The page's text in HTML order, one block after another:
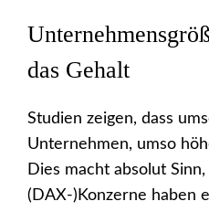
das Gehalt
Studien zeigen, dass
Unternehmen, umso
Dies macht absolut
(DAX-)Konzerne haben